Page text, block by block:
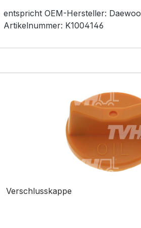
entspricht OEM-Hersteller: Daewoo
Artikelnummer: K1004146
Verschlusskappe